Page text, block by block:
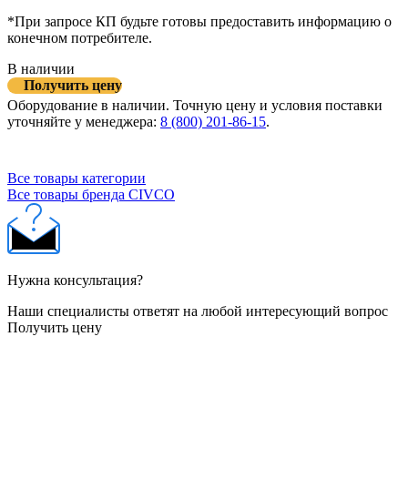
*При запросе КП будьте готовы предоставить информацию о
конечном потребителе.
В наличии
Получить цену
Оборудование в наличии. Точную цену и условия поставки
уточняйте у менеджера: 8 (800) 201-86-15.
Все товары категории
Все товары бренда CIVCO
Нужна консультация?
Наши специалисты ответят на любой интересующий вопрос
Получить цену